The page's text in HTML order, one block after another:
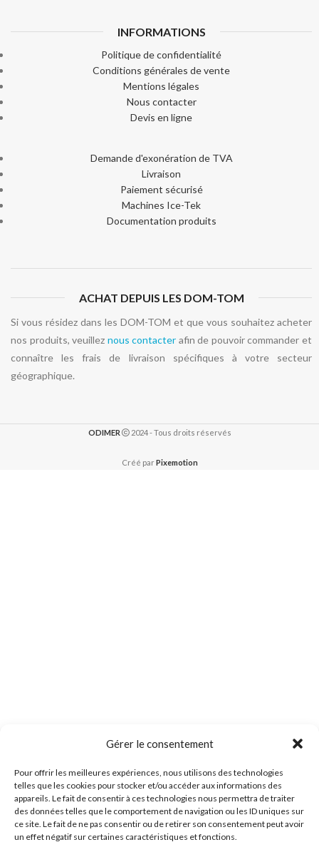
Gérer le consentement
Pour offrir les meilleures expériences, nous utilisons des technologies
telles que les cookies pour stocker et/ou accéder aux informations des
appareils. Le fait de consentir à ces technologies nous permettra de traiter
des données telles que le comportement de navigation ou les ID uniques sur
ce site. Le fait de ne pas consentir ou de retirer son consentement peut avoir
un effet négatif sur certaines caractéristiques et fonctions.
INFORMATIONS
Politique de confidentialité
Conditions générales de vente
Mentions légales
Nous contacter
Devis en ligne
Demande d'exonération de TVA
Livraison
Paiement sécurisé
Machines Ice-Tek
Documentation produits
ACHAT DEPUIS LES DOM-TOM
Si vous résidez dans les DOM-TOM et que vous souhaitez acheter
nos produits, veuillez nous contacter afin de pouvoir commander et
connaître les frais de livraison spécifiques à votre secteur
géographique.
ODIMER 2024 - Tous droits réservés
Créé parPixemotion